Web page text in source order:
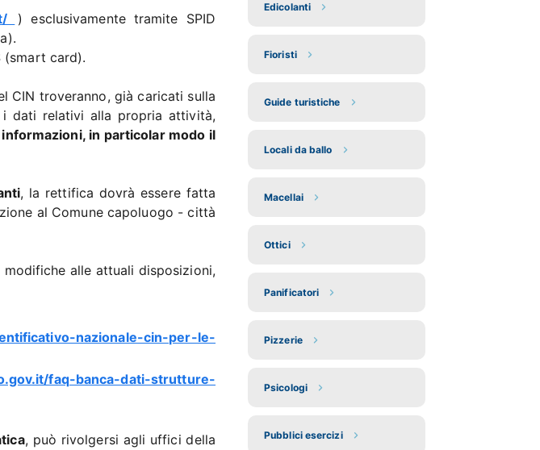
) esclusivamente tramite SPID
(smart card).
CIN troveranno, già caricati sulla
dati relativi alla propria attività,
in particolar modo il
, la rettifica dovrà essere fatta
al Comune capoluogo - città
alle attuali disposizioni,
nazionale-cin-per-le-
faq-banca-dati-strutture-
, può rivolgersi agli uffici della
Edicolanti
Fioristi
Guide turistiche
Locali da ballo
Macellai
Ottici
Panificatori
Pizzerie
Psicologi
Pubblici esercizi